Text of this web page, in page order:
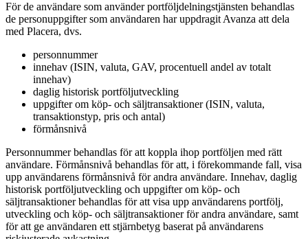
För de användare som använder portföljdelningstjänsten behandlas
de personuppgifter som användaren har uppdragit Avanza att dela
med Placera, dvs.
personnummer
innehav (ISIN, valuta, GAV, procentuell andel av totalt
innehav)
daglig historisk portföljutveckling
uppgifter om köp- och säljtransaktioner (ISIN, valuta,
transaktionstyp, pris och antal)
förmånsnivå
Personnummer behandlas för att koppla ihop portföljen med rätt
användare. Förmånsnivå behandlas för att, i förekommande fall, visa
upp användarens förmånsnivå för andra användare. Innehav, daglig
historisk portföljutveckling och uppgifter om köp- och
säljtransaktioner behandlas för att visa upp användarens portfölj,
utveckling och köp- och säljtransaktioner för andra användare, samt
för att ge användaren ett stjärnbetyg baserat på användarens